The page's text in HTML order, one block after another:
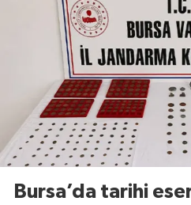
Bursa’da tarihi